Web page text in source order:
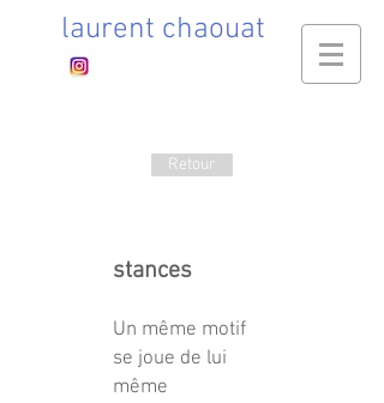
laurent chaouat
Retour
stances
Un même motif
se joue de lui
même